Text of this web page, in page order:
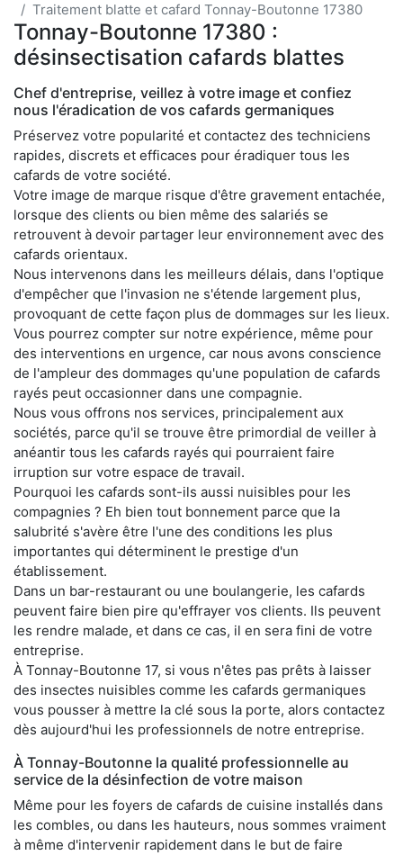
Traitement blatte et cafard Tonnay-Boutonne 17380
Tonnay-Boutonne 17380 :
désinsectisation cafards blattes
Chef d'entreprise, veillez à votre image et confiez
nous l'éradication de vos cafards germaniques
Préservez votre popularité et contactez des techniciens
rapides, discrets et efficaces pour éradiquer tous les
cafards de votre société.
Votre image de marque risque d'être gravement entachée,
lorsque des clients ou bien même des salariés se
retrouvent à devoir partager leur environnement avec des
cafards orientaux.
Nous intervenons dans les meilleurs délais, dans l'optique
d'empêcher que l'invasion ne s'étende largement plus,
provoquant de cette façon plus de dommages sur les lieux.
Vous pourrez compter sur notre expérience, même pour
des interventions en urgence, car nous avons conscience
de l'ampleur des dommages qu'une population de cafards
rayés peut occasionner dans une compagnie.
Nous vous offrons nos services, principalement aux
sociétés, parce qu'il se trouve être primordial de veiller à
anéantir tous les cafards rayés qui pourraient faire
irruption sur votre espace de travail.
Pourquoi les cafards sont-ils aussi nuisibles pour les
compagnies ? Eh bien tout bonnement parce que la
salubrité s'avère être l'une des conditions les plus
importantes qui déterminent le prestige d'un
établissement.
Dans un bar-restaurant ou une boulangerie, les cafards
peuvent faire bien pire qu'effrayer vos clients. Ils peuvent
les rendre malade, et dans ce cas, il en sera fini de votre
entreprise.
À Tonnay-Boutonne 17, si vous n'êtes pas prêts à laisser
des insectes nuisibles comme les cafards germaniques
vous pousser à mettre la clé sous la porte, alors contactez
dès aujourd'hui les professionnels de notre entreprise.
À Tonnay-Boutonne la qualité professionnelle au
service de la désinfection de votre maison
Même pour les foyers de cafards de cuisine installés dans
les combles, ou dans les hauteurs, nous sommes vraiment
à même d'intervenir rapidement dans le but de faire